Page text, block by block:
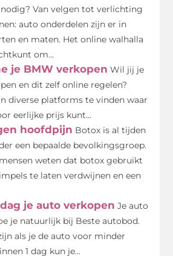
Van velgen tot verlichting
auto onderdelen zijn er in
en maten. Het online walhalla
om...
je BMW verkopen Wil jij je
en dit zelf online regelen?
diverse platforms te vinden waar
eerlijke prijs kunt...
hoofdpijn Botox is al tijden
een bepaalde bevolkingsgroep.
weten dat botox gebruikt
te laten verdwijnen en een
je auto verkopen Je auto
je natuurlijk bij Beste autobod.
als je de auto voor minder
1 dag kun je...